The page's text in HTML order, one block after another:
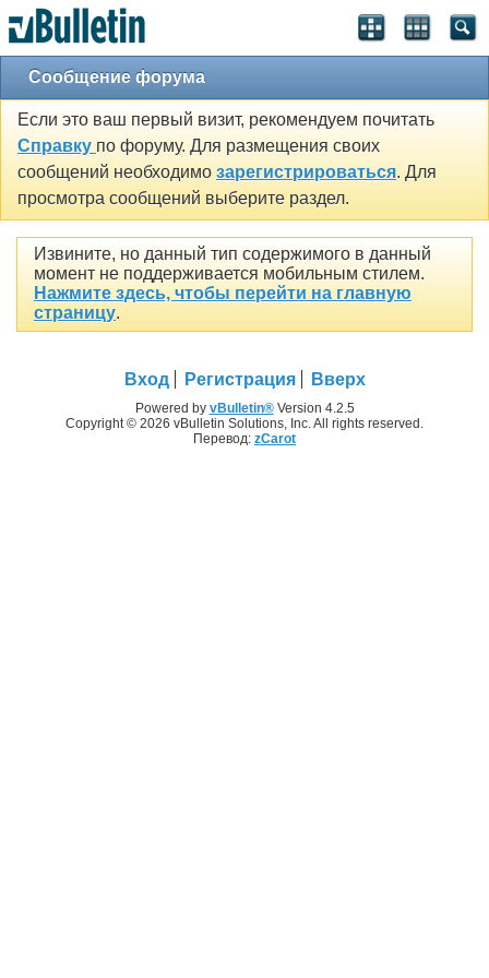
Сообщение форума
Если это ваш первый визит, рекомендуем почитать
Справку по форуму. Для размещения своих
сообщений необходимо зарегистрироваться. Для
просмотра сообщений выберите раздел.
Извините, но данный тип содержимого в данный
момент не поддерживается мобильным стилем.
Нажмите здесь, чтобы перейти на главную
страницу.
Вход Регистрация Вверх
Powered by vBulletin®Version 4.2.5
Copyright © 2026 vBulletin Solutions, Inc. All rights reserved.
Перевод: zCarot